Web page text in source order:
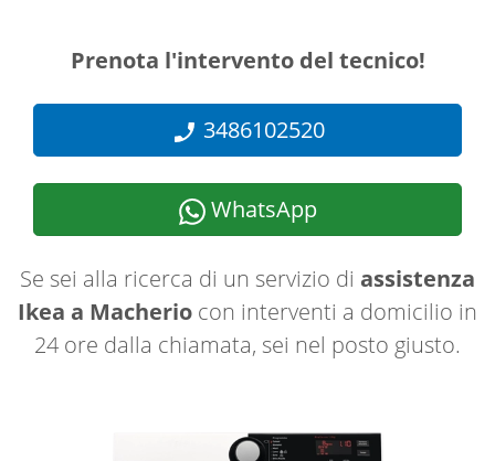
Prenota l'intervento del tecnico!
3486102520
WhatsApp
Se sei alla ricerca di un servizio di assistenza
Ikea a Macherio con interventi a domicilio in
24 ore dalla chiamata, sei nel posto giusto.